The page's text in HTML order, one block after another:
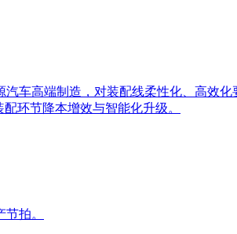
车高端制造，对装配线柔性化、高效
环节降本增效与智能化升级。
拍。